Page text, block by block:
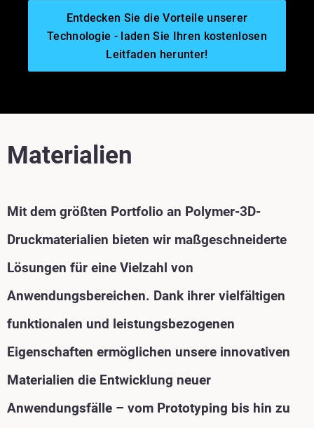
Entdecken Sie die Vorteile unserer
Technologie - laden Sie Ihren kostenlosen
Leitfaden herunter!
Materialien
Mit dem größten Portfolio an Polymer-3D-
Druckmaterialien bieten wir maßgeschneiderte
Lösungen für eine Vielzahl von
Anwendungsbereichen. Dank ihrer vielfältigen
funktionalen und leistungsbezogenen
Eigenschaften ermöglichen unsere innovativen
Materialien die Entwicklung neuer
Anwendungsfälle – vom Prototyping bis hin zu